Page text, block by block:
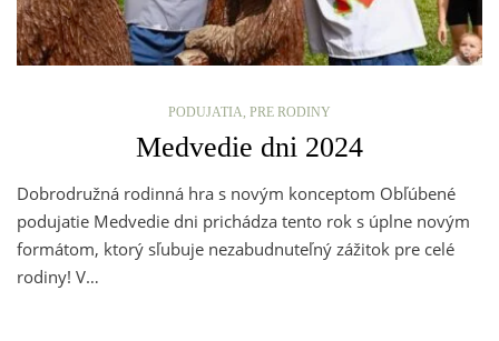
PODUJATIA, PRE RODINY
Medvedie dni 2024
Dobrodružná rodinná hra s novým konceptom Obľúbené
podujatie Medvedie dni prichádza tento rok s úplne novým
formátom, ktorý sľubuje nezabudnuteľný zážitok pre celé
rodiny! V…